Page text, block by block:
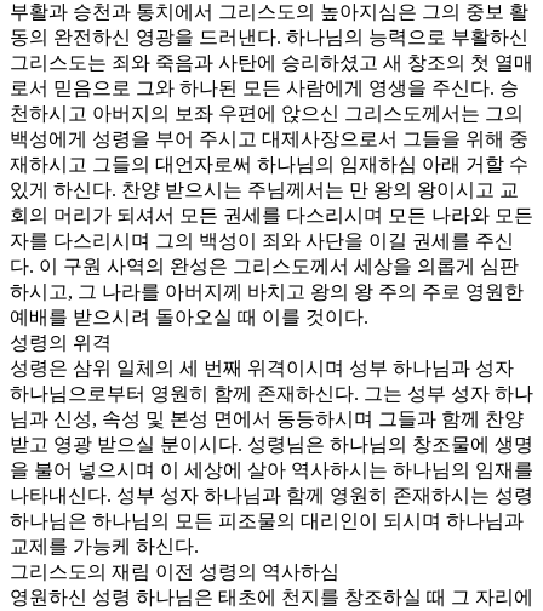
부활과 승천과 통치에서 그리스도의 높아지심은 그의 중보 활
동의 완전하신 영광을 드러낸다. 하나님의 능력으로 부활하신
그리스도는 죄와 죽음과 사탄에 승리하셨고 새 창조의 첫 열매
로서 믿음으로 그와 하나된 모든 사람에게 영생을 주신다. 승
천하시고 아버지의 보좌 우편에 앉으신 그리스도께서는 그의
백성에게 성령을 부어 주시고 대제사장으로서 그들을 위해 중
재하시고 그들의 대언자로써 하나님의 임재하심 아래 거할 수
있게 하신다. 찬양 받으시는 주님께서는 만 왕의 왕이시고 교
회의 머리가 되셔서 모든 권세를 다스리시며 모든 나라와 모든
자를 다스리시며 그의 백성이 죄와 사단을 이길 권세를 주신
다. 이 구원 사역의 완성은 그리스도께서 세상을 의롭게 심판
하시고, 그 나라를 아버지께 바치고 왕의 왕 주의 주로 영원한
예배를 받으시려 돌아오실 때 이를 것이다.
성령의 위격
성령은 삼위 일체의 세 번째 위격이시며 성부 하나님과 성자
하나님으로부터 영원히 함께 존재하신다. 그는 성부 성자 하나
님과 신성, 속성 및 본성 면에서 동등하시며 그들과 함께 찬양
받고 영광 받으실 분이시다. 성령님은 하나님의 창조물에 생명
을 불어 넣으시며 이 세상에 살아 역사하시는 하나님의 임재를
나타내신다. 성부 성자 하나님과 함께 영원히 존재하시는 성령
하나님은 하나님의 모든 피조물의 대리인이 되시며 하나님과
교제를 가능케 하신다.
그리스도의 재림 이전 성령의 역사하심
영원하신 성령 하나님은 태초에 천지를 창조하실 때 그 자리에